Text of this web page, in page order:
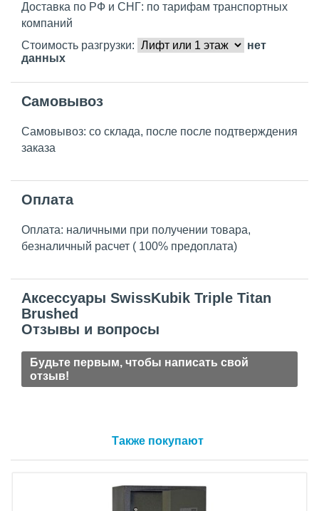
Доставка по РФ и СНГ: по тарифам транспортных
компаний
Стоимость разгрузки:
нет
данных
Самовывоз
Самовывоз: со склада, после после подтверждения
заказа
Оплата
Оплата: наличными при получении товара,
безналичный расчет ( 100% предоплата)
Аксессуары SwissKubik Triple Titan
Brushed
Отзывы и вопросы
Будьте первым, чтобы написать свой
отзыв!
Также покупают